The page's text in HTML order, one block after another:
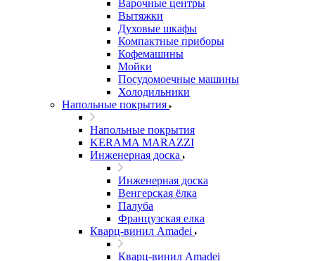
Варочные центры
Вытяжки
Духовые шкафы
Компактные приборы
Кофемашины
Мойки
Посудомоечные машины
Холодильники
Напольные покрытия
Напольные покрытия
KERAMA MARAZZI
Инженерная доска
Инженерная доска
Венгерская ёлка
Палуба
Французская елка
Кварц-винил Amadei
Кварц-винил Amadei